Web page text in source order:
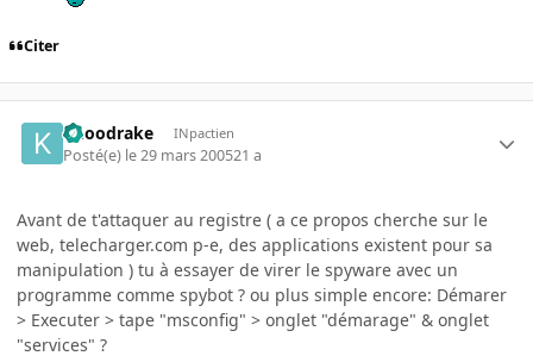
Citer
knoodrake INpactien
Posté(e) le 29 mars 200521 a
Avant de t'attaquer au registre ( a ce propos cherche sur le
web, telecharger.com p-e, des applications existent pour sa
manipulation ) tu à essayer de virer le spyware avec un
programme comme spybot ? ou plus simple encore: Démarer
> Executer > tape "msconfig" > onglet "démarage" & onglet
"services" ?